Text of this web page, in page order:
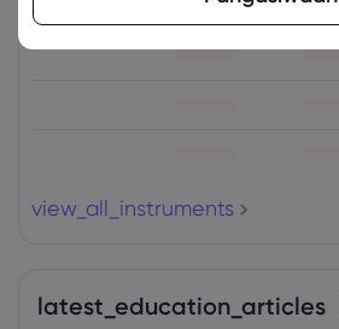
view_all_instruments
latest_education_articles